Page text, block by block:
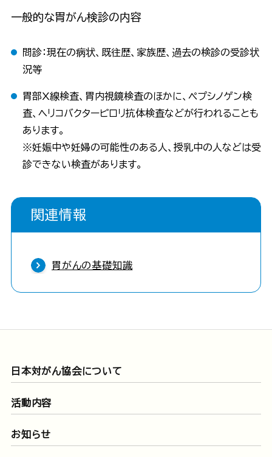
一般的な胃がん検診の内容
問診：現在の病状、既往歴、家族歴、過去の検診の受診状
況等
胃部X線検査、胃内視鏡検査のほかに、ペプシノゲン検
査、ヘリコバクターピロリ抗体検査などが行われることも
あります。
※妊娠中や妊婦の可能性のある人、授乳中の人などは受
診できない検査があります。
関連情報
胃がんの基礎知識
日本対がん協会について
活動内容
お知らせ